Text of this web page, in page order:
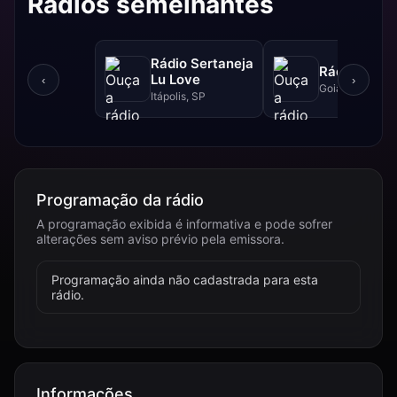
‹
Rádio Sertaneja
Lu Love
Itápolis, SP
Rádio XYZ
Goiânia, GO
›
Programação da rádio
A programação exibida é informativa e pode sofrer
alterações sem aviso prévio pela emissora.
Programação ainda não cadastrada para esta
rádio.